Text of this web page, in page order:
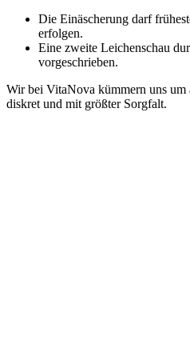
Die Einäscherung darf
erfolgen.
Eine zweite Leichenschau
vorgeschrieben.
Wir bei VitaNova kümmern uns um
diskret und mit größter Sorgfalt.